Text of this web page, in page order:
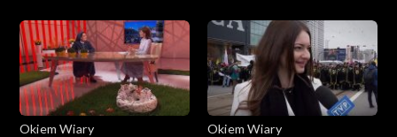
Okiem Wiary
Okiem Wiary